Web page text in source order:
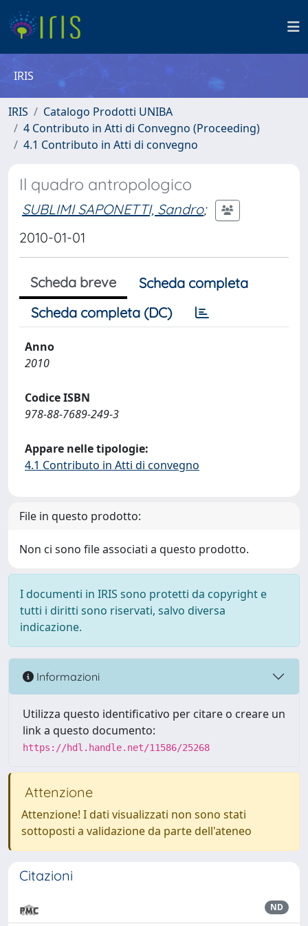
IRIS
IRIS
Catalogo Prodotti UNIBA
4 Contributo in Atti di Convegno (Proceeding)
4.1 Contributo in Atti di convegno
Il quadro antropologico
SUBLIMI SAPONETTI, Sandro;
2010-01-01
Scheda breve
Scheda completa
Scheda completa (DC)
Anno
2010
Codice ISBN
978-88-7689-249-3
Appare nelle tipologie:
4.1 Contributo in Atti di convegno
File in questo prodotto:
Non ci sono file associati a questo prodotto.
I documenti in IRIS sono protetti da copyright e
tutti i diritti sono riservati, salvo diversa
indicazione.
Informazioni
Utilizza questo identificativo per citare o creare un
link a questo documento:
https://hdl.handle.net/11586/25268
Attenzione
Attenzione! I dati visualizzati non sono stati
sottoposti a validazione da parte dell'ateneo
Citazioni
ND